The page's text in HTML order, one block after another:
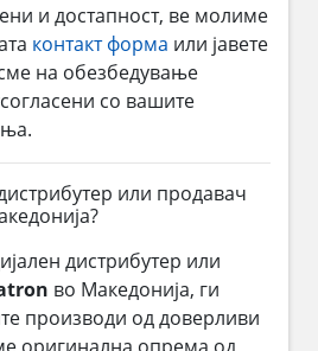
и достапност, ве молиме
контакт форма или јавете
на обезбедување
со вашите
или продавач
дистрибутер или
во Македонија, ги
производи од доверливи
оригинална опрема од